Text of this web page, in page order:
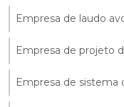
Empresa de laudo
Empresa de projeto
Empresa de sistema